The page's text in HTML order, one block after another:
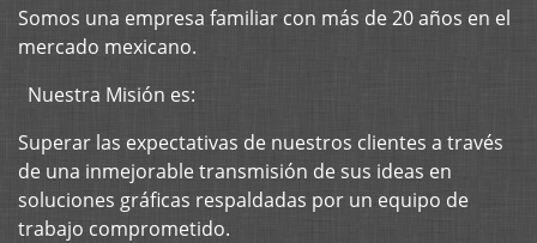
Somos una empresa familiar con más de 20 años en el
mercado mexicano.
Nuestra Misión es:
Superar las expectativas de nuestros clientes a través
de una inmejorable transmisión de sus ideas en
soluciones gráficas respaldadas por un equipo de
trabajo comprometido.